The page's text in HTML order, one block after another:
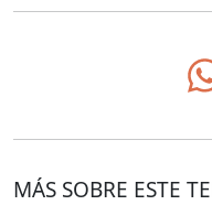
MÁS SOBRE ESTE